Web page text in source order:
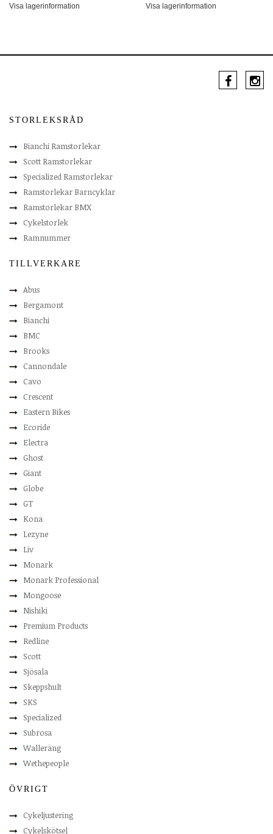
Visa lagerinformation Visa lagerinformation
STORLEKSRÅD
Bianchi Ramstorlekar
Scott Ramstorlekar
Specialized Ramstorlekar
Ramstorlekar Barncyklar
Ramstorlekar BMX
Cykelstorlek
Ramnummer
TILLVERKARE
Abus
Bergamont
Bianchi
BMC
Brooks
Cannondale
Cavo
Crescent
Eastern Bikes
Ecoride
Electra
Ghost
Giant
Globe
GT
Kona
Lezyne
Liv
Monark
Monark Professional
Mongoose
Nishiki
Premium Products
Redline
Scott
Sjösala
Skeppshult
SKS
Specialized
Subrosa
Walleräng
Wethepeople
ÖVRIGT
Cykeljustering
Cykelskötsel